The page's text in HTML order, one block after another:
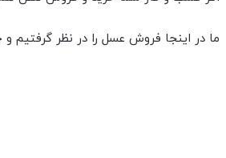
ما در اینجا فروش عسل را در نظر گرفتیم و